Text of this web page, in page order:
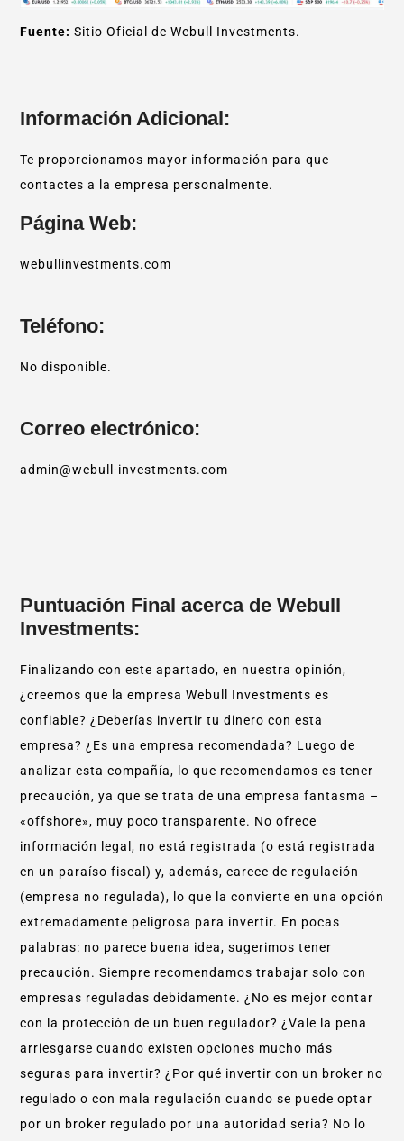
Fuente: Sitio Oficial de Webull Investments.
Información Adicional:
Te proporcionamos mayor información para que
contactes a la empresa personalmente.
Página Web:
webullinvestments.com
Teléfono:
No disponible.
Correo electrónico:
admin@webull-investments.com
Puntuación Final acerca de Webull
Investments:
Finalizando con este apartado, en nuestra opinión,
¿creemos que la empresa Webull Investments es
confiable? ¿Deberías invertir tu dinero con esta
empresa? ¿Es una empresa recomendada? Luego de
analizar esta compañía, lo que recomendamos es tener
precaución, ya que se trata de una empresa fantasma –
«offshore», muy poco transparente. No ofrece
información legal, no está registrada (o está registrada
en un paraíso fiscal) y, además, carece de regulación
(empresa no regulada), lo que la convierte en una opción
extremadamente peligrosa para invertir. En pocas
palabras: no parece buena idea, sugerimos tener
precaución. Siempre recomendamos trabajar solo con
empresas reguladas debidamente. ¿No es mejor contar
con la protección de un buen regulador? ¿Vale la pena
arriesgarse cuando existen opciones mucho más
seguras para invertir? ¿Por qué invertir con un broker no
regulado o con mala regulación cuando se puede optar
por un broker regulado por una autoridad seria? No lo